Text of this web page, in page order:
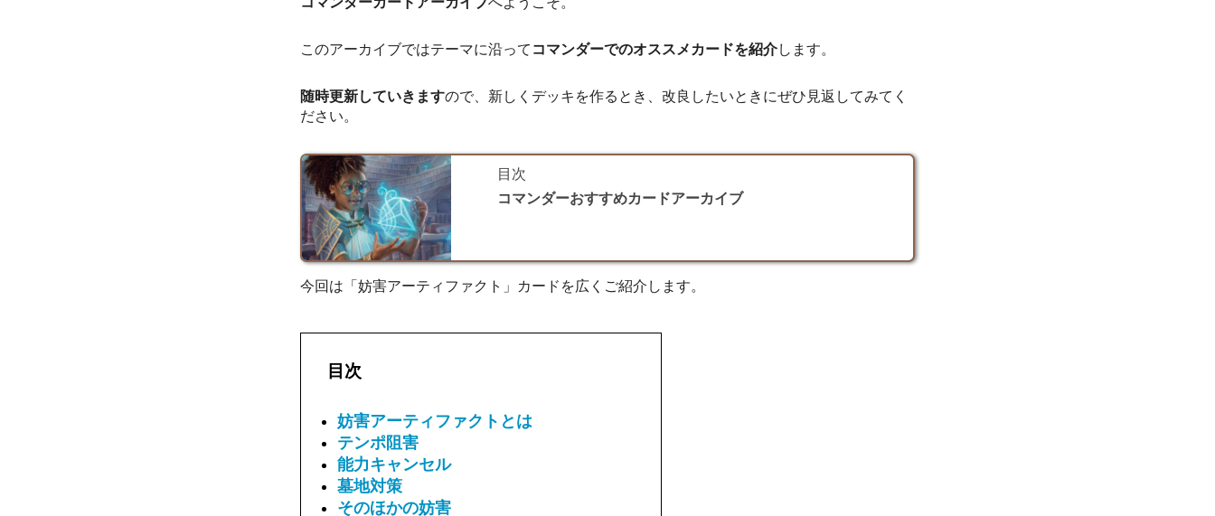
このアーカイブではテーマに沿って コマンダーでのオススメカードを紹介します。
随時更新していきますので、新しくデッキを作るとき、改良したいときにぜひ見返してみてく
ださい。
目次
コマンダーおすすめカードアーカイブ
今回は「妨害アーティファクト」カードを広くご紹介します。
目次
妨害アーティファクトとは
テンポ阻害
能力キャンセル
墓地対策
そのほかの妨害